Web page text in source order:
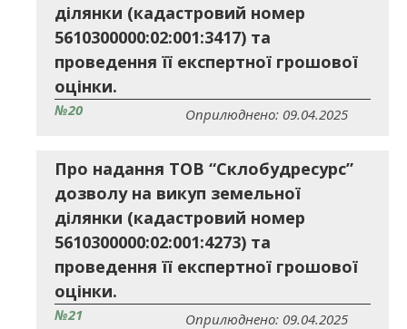
ділянки (кадастровий номер
5610300000:02:001:3417) та
проведення її експертної грошової
оцінки.
№20 Оприлюднено: 09.04.2025
Про надання ТОВ “Склобудресурс”
дозволу на викуп земельної
ділянки (кадастровий номер
5610300000:02:001:4273) та
проведення її експертної грошової
оцінки.
№21 Оприлюднено: 09.04.2025